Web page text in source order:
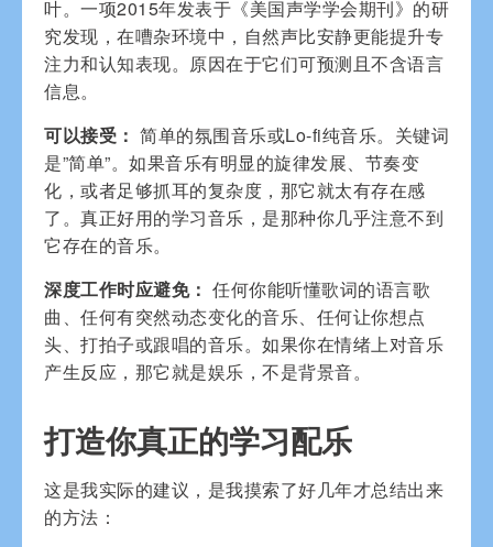
叶。一项2015年发表于《美国声学学会期刊》的研
究发现，在嘈杂环境中，自然声比安静更能提升专
注力和认知表现。原因在于它们可预测且不含语言
信息。
可以接受： 简单的氛围音乐或Lo-fi纯音乐。关键词
是”简单”。如果音乐有明显的旋律发展、节奏变
化，或者足够抓耳的复杂度，那它就太有存在感
了。真正好用的学习音乐，是那种你几乎注意不到
它存在的音乐。
深度工作时应避免： 任何你能听懂歌词的语言歌
曲、任何有突然动态变化的音乐、任何让你想点
头、打拍子或跟唱的音乐。如果你在情绪上对音乐
产生反应，那它就是娱乐，不是背景音。
打造你真正的学习配乐
这是我实际的建议，是我摸索了好几年才总结出来
的方法：